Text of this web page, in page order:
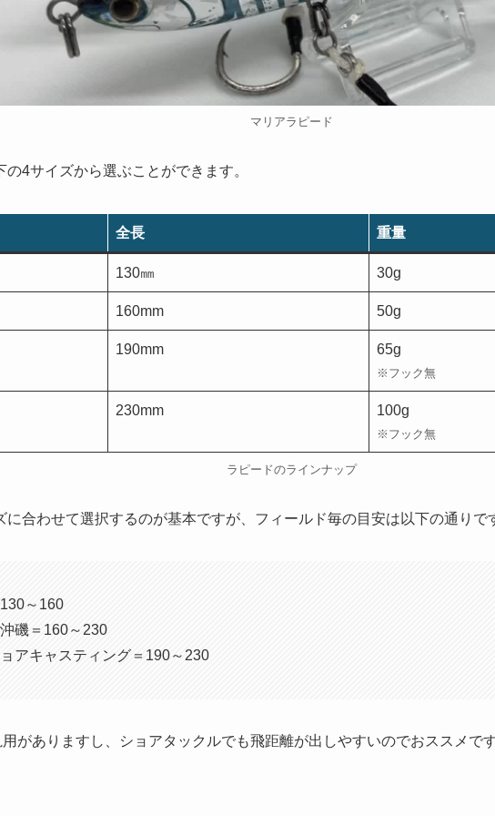
マリアラピード
の4サイズから選ぶことができます。
全長 重量
130㎜ 30g
160mm 50g
190mm 65g
※ フック無
230mm 100g
※フック無
ラピードのラインナップ
に合わせて選択するのが基本ですが、フィールド毎の目安は以下の通りで
～160
磯＝160～230
アキャスティング＝190～230
がありますし、ショアタックルでも飛距離が出しやすいのでおススメです